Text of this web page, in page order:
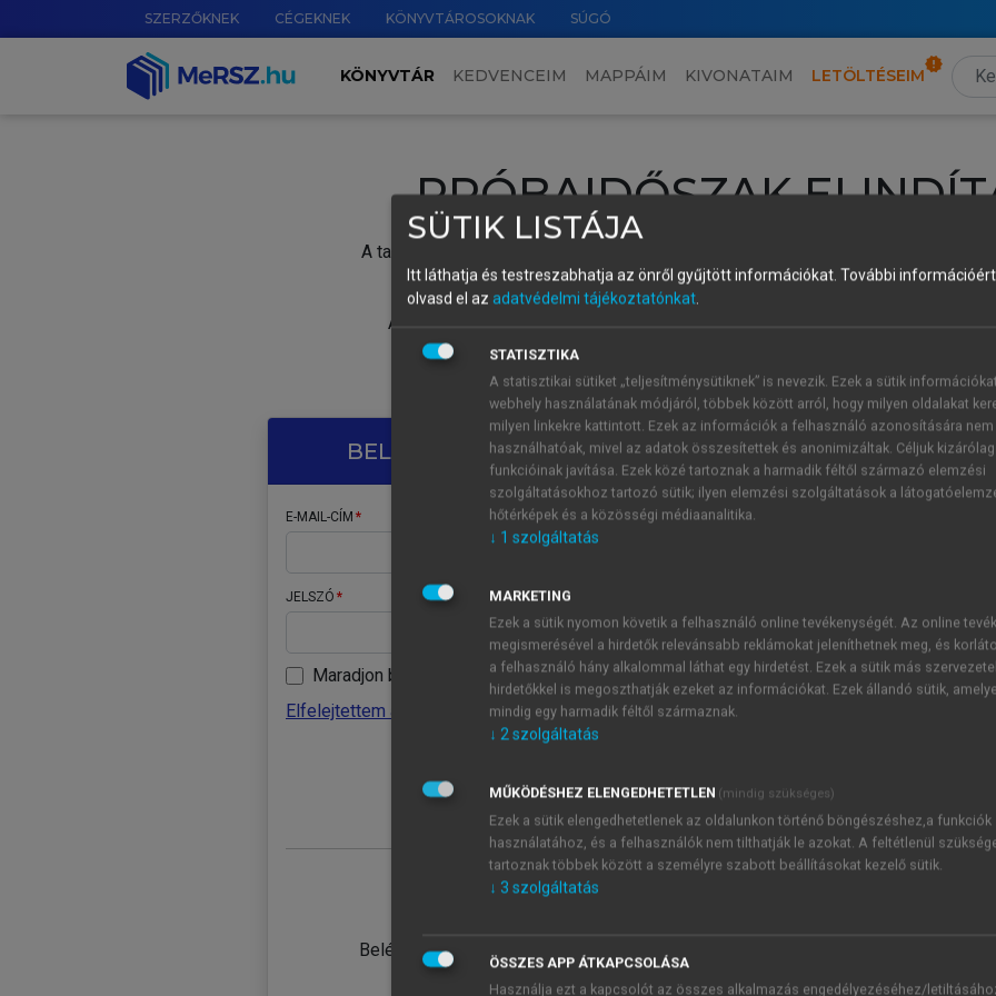
SZERZŐKNEK CÉGEKNEK KÖNYVTÁROSOKNAK SÚGÓ
KÖNYVTÁR KEDVENCEIM MAPPÁIM KIVONATAIM LETÖLTÉSEIM
PRÓBAIDŐSZAK
A tartalom megtekintéséhez lépj be a saját fiókoddal, iskolai azonosítóddal vagy
Új felhasználóként1 óra díjmentes hozzáférésrevagy
A próbaidőszak elindításához,
vagy hozz
A regisztráció után a
BELÉPÉS SAJÁT FIÓKKAL
E-MAIL-CÍM
JELSZÓ
Maradjon belépve
Elfelejtettem a jelszavamat
Belépés intézményi azonosítóval
ÚJ FIÓK
1 óra
JELSZÓ
Kérek értesítést a MeRSZ
Kérek értesítést az
SÜTIK LISTÁJA
Itt láthatja és testreszabhatja az önről gyűjtött információkat. További
olvasd el az adatvédelmi tájékoztatónkat.
STATISZTIKA
A statisztikai sütiket „teljesítménysütiknek” is nevezik. Ezek a sütik
webhely használatának módjáról, többek között arról, hogy milyen oldalakat
milyen linkekre kattintott. Ezek az információk a felhasználó azonosítására nem
használhatóak, mivel az adatok összesítettek és anonimizáltak. Céljuk
funkcióinak javítása. Ezek közé tartoznak a harmadik féltől származó elemzési
szolgáltatásokhoz tartozó sütik; ilyen elemzési szolgáltatások a
hőtérképek és a közösségi médiaanalitika.
↓ 1 szolgáltatás
MARKETING
Ezek a sütik nyomon követik a felhasználó online tevékenységét. Az online
megismerésével a hirdetők relevánsabb reklámokat jeleníthetnek meg, és
a felhasználó hány alkalommal láthat egy hirdetést. Ezek a sütik más
hirdetőkkel is megoszthatják ezeket az információkat. Ezek állandó sütik,
mindig egy harmadik féltől származnak.
↓ 2szolgáltatás
MŰKÖDÉSHEZ ELENGEDHETETLEN (mindig szükséges)
Ezek a sütik elengedhetetlenek az oldalunkon történő böngészéshez,a funkciók
használatához, és a felhasználók nem tilthatják le azokat. A feltétlenül
tartoznak többek között a személyre szabott beállításokat kezelő sütik.
↓ 3 szolgáltatás
ÖSSZES APP ÁTKAPCSOLÁSA
Használja ezt a kapcsolót az összes alkalmazás engedélyezéséhez/